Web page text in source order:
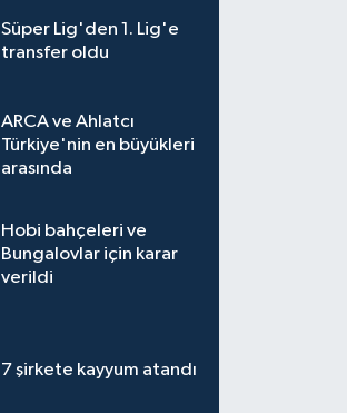
Süper Lig'den 1. Lig'e
transfer oldu
ARCA ve Ahlatcı
Türkiye'nin en büyükleri
arasında
Hobi bahçeleri ve
Bungalovlar için karar
verildi
7 şirkete kayyum atandı